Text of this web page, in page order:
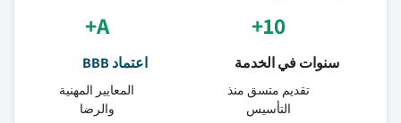
10+
سنوات في الخدمة
تقديم متسق منذ
التأسيس
A+
اعتماد BBB
المعايير المهنية
والرضا